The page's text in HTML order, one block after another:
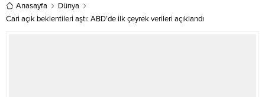
Anasayfa
Dünya
Cari açık beklentileri aştı: ABD’de ilk çeyrek verileri açıklandı